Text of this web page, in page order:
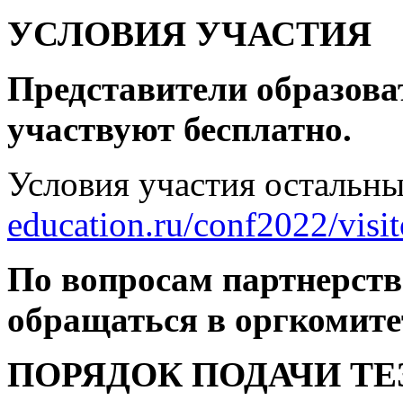
УСЛОВИЯ УЧАСТИЯ
Представители
участвуют бесплатно.
Условия участия
education.ru/conf2022/
По вопросам
обращаться в
ПОРЯДОК ПОДАЧИ